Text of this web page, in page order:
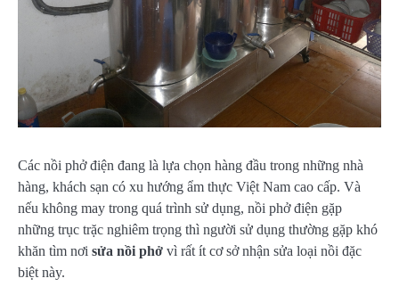
Các nồi phở điện đang là lựa chọn hàng đầu trong những nhà
hàng, khách sạn có xu hướng ẩm thực Việt Nam cao cấp. Và
nếu không may trong quá trình sử dụng, nồi phở điện gặp
những trục trặc nghiêm trọng thì người sử dụng thường gặp khó
khăn tìm nơi sửa nồi phở vì rất ít cơ sở nhận sửa loại nồi đặc
biệt này.